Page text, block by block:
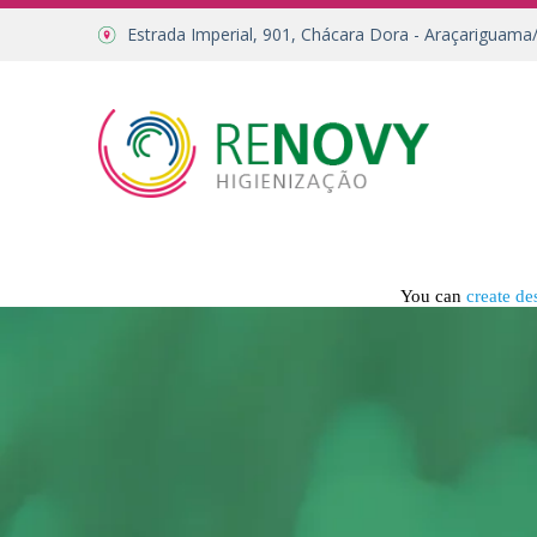
Estrada Imperial, 901, Chácara Dora -
You can create